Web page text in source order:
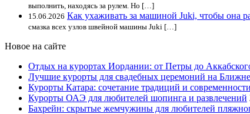
выполнить, находясь за рулем. Но […]
15.06.2026 Как ухаживать за машиной Juki, чтобы она
смазка всех узлов швейной машины Juki […]
Новое на сайте
Отдых на курортах Иордании: от Петры до
Лучшие курорты для свадебных церемоний на
Курорты Катара: сочетание традиций и современности
Курорты ОАЭ для любителей шопинга и развлечений
Бахрейн: скрытые жемчужины для любителей